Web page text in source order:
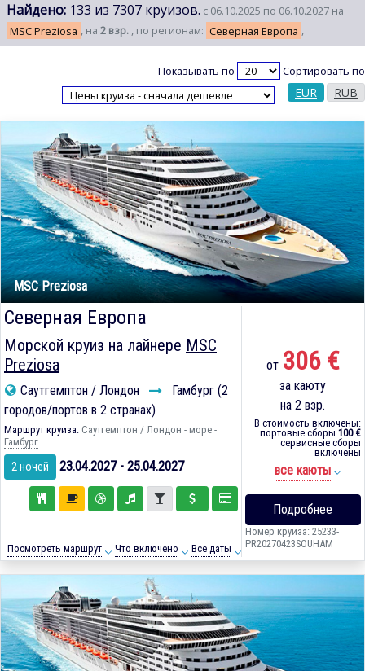
Найдено: 133 из 7307 круизов. с 06.10.2025 по 06.10.2027 на
MSC Preziosa , на 2 взр. , по регионам: Северная Европа ,
Показывать по Сортировать по
EUR RUB
MSC Preziosa
Северная Европа
Морской круиз на лайнере MSC
Preziosa
Саутгемптон / Лондон
Гамбург (2
городов/портов в 2 странах)
Маршрут круиза: Саутгемптон / Лондон - море -
Гамбург
2 ночей 23.04.2027 - 25.04.2027
Посмотреть маршрут Что включено Все даты
от 306 €
за каюту
на 2 взр.
В стоимость включены:
портовые сборы 100 €
сервисные сборы
включены
все каюты
Подробнее
Номер круиза: 25233-
PR20270423SOUHAM